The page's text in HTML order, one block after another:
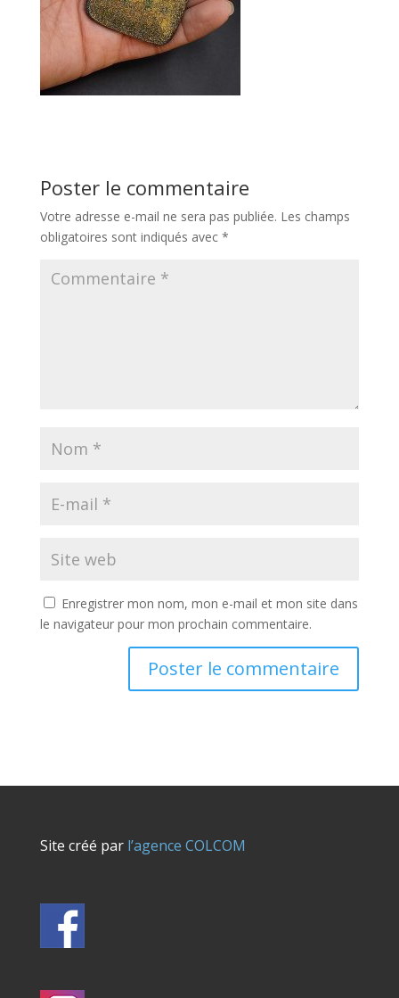
Poster le commentaire
Votre adresse e-mail ne sera pas publiée. Les champs
obligatoires sont indiqués avec *
Enregistrer mon nom, mon e-mail et mon site dans
le navigateur pour mon prochain commentaire.
Site créé parl’agence COLCOM